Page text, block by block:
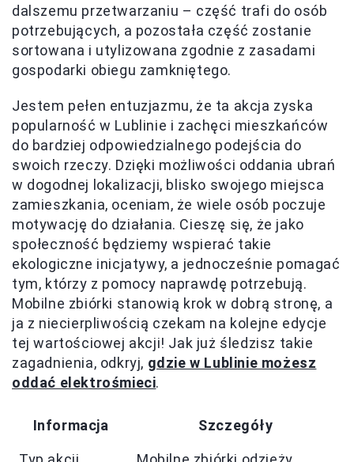
dalszemu przetwarzaniu – część trafi do osób
potrzebujących, a pozostała część zostanie
sortowana i utylizowana zgodnie z zasadami
gospodarki obiegu zamkniętego.
Jestem pełen entuzjazmu, że ta akcja zyska
popularność w Lublinie i zachęci mieszkańców
do bardziej odpowiedzialnego podejścia do
swoich rzeczy. Dzięki możliwości oddania ubrań
w dogodnej lokalizacji, blisko swojego miejsca
zamieszkania, oceniam, że wiele osób poczuje
motywację do działania. Cieszę się, że jako
społeczność będziemy wspierać takie
ekologiczne inicjatywy, a jednocześnie pomagać
tym, którzy z pomocy naprawdę potrzebują.
Mobilne zbiórki stanowią krok w dobrą stronę, a
ja z niecierpliwością czekam na kolejne edycje
tej wartościowej akcji! Jak już śledzisz takie
zagadnienia, odkryj, gdzie w Lublinie możesz
oddać elektrośmieci.
Informacja Szczegóły